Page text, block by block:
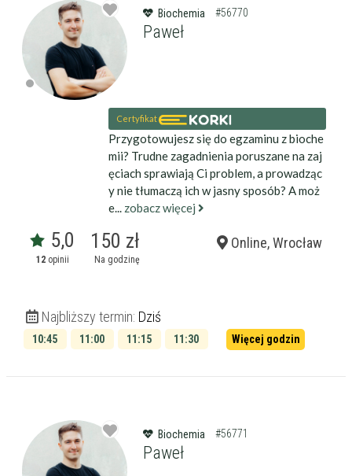
Biochemia #56770
Paweł
Certyfikat
Przygotowujesz się do egzaminu z bioche
mii? Trudne zagadnienia poruszane na zaj
ęciach sprawiają Ci problem, a prowadząc
y nie tłumaczą ich w jasny sposób? A moż
e... zobacz więcej
5,0
12opinii
150 zł
Na godzinę
Online, Wrocław
Najbliższy termin: Dziś
10:45 11:00 11:15
11:30
Więcej godzin
Biochemia #56771
Paweł